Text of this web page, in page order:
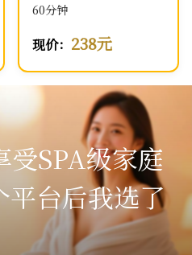
60分钟
现价： 238元
SPA级家庭
台后我选了